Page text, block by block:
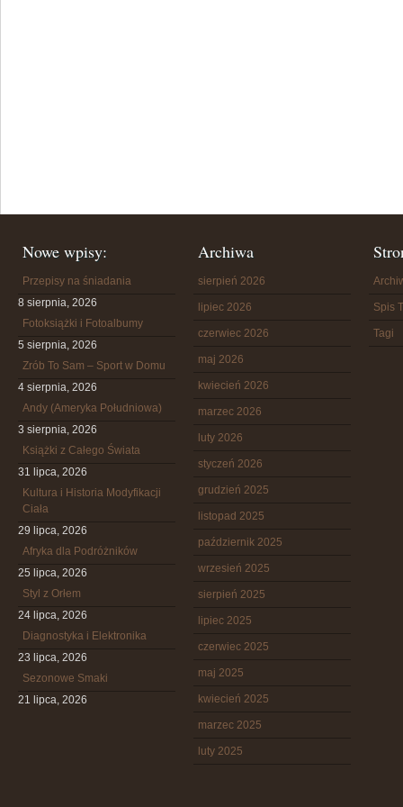
Nowe wpisy:
Przepisy na śniadania
8 sierpnia, 2026
Fotoksiążki i Fotoalbumy
5 sierpnia, 2026
Zrób To Sam – Sport w Domu
4 sierpnia, 2026
Andy (Ameryka Południowa)
3 sierpnia, 2026
Książki z Całego Świata
31 lipca, 2026
Kultura i Historia Modyfikacji
Ciała
29 lipca, 2026
Afryka dla Podróżników
25 lipca, 2026
Styl z Orłem
24 lipca, 2026
Diagnostyka i Elektronika
23 lipca, 2026
Sezonowe Smaki
21 lipca, 2026
Archiwa
sierpień 2026
lipiec 2026
czerwiec 2026
maj 2026
kwiecień 2026
marzec 2026
luty 2026
styczeń 2026
grudzień 2025
listopad 2025
październik 2025
wrzesień 2025
sierpień 2025
lipiec 2025
czerwiec 2025
maj 2025
kwiecień 2025
marzec 2025
luty 2025
Spis
Tagi